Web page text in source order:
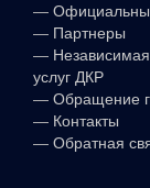
—
— Партнеры
—
услуг ДКР
— Обращение
— Контакты
— Обратная